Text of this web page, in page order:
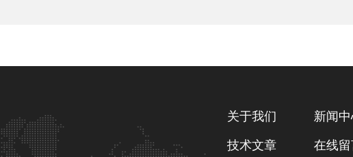
关于我们 新闻
技术文章 在线